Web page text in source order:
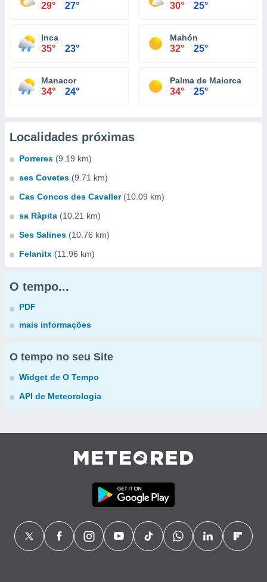
29° 27° 30° 25°
Inca
35° 23°
Mahón
32° 25°
Manacor
34° 24°
Palma de Maiorca
34° 25°
Localidades próximas
Porreres (9.19 km)
ses Covetes (9.71 km)
Cas Concos des Cavaller (10.09 km)
sa Ràpita (10.21 km)
Ses Salines (10.76 km)
Felanitx (11.96 km)
O tempo...
PDF
mais informações
O tempo no seu Site
Widget de O Tempo
API de Meteorologia